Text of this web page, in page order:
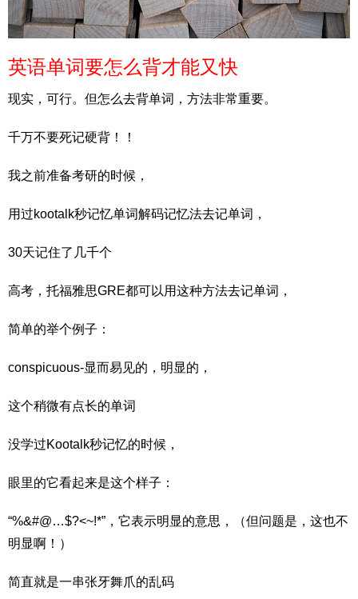
英语单词要怎么背才能又快
现实，可行。但怎么去背单词，方法非常重要。
千万不要死记硬背！！
我之前准备考研的时候，
用过kootalk秒记忆单词解码记忆法去记单词，
30天记住了几千个
高考，托福雅思GRE都可以用这种方法去记单词，
简单的举个例子：
conspicuous-显而易见的，明显的，
这个稍微有点长的单词
没学过Kootalk秒记忆的时候，
眼里的它看起来是这个样子：
“%&#@…$?<~!*”，它表示明显的意思，（但问题是，这也不
明显啊！）
简直就是一串张牙舞爪的乱码